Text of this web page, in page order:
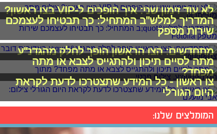
לא עוד זימון שני: איך הופכים ל-VIP בצו ראשון?
המדריך למלש"ב המתחיל: כך תבטיחו לעצמכם
שירות מספק
מתחדשים: הצו הראשון הופך לחלק מהגדנ"ע
מתה לסיים תיכון ולהתגייס לצבא או מתה
מפחד?
צו ראשון - כל המידע שתצטרכו לדעת לקראת
היום הגורלי
המומלצים שלנו: